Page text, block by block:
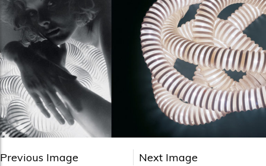
Previous Image Next Image